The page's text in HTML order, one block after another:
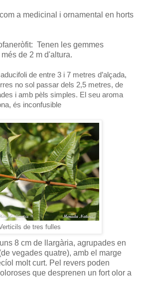
a medicinal i ornamental en horts
Tenen les gemmes
de 2 m d'altura.
de entre 3 i 7 metres d’alçada,
no sol passar dels 2,5 metres, de
i amb pèls simples. El seu aroma
és inconfusible
de tres fulles
8 cm de llargària, agrupades en
vegades quatre), amb el marge
molt curt. Pel revers poden
que desprenen un fort olor a